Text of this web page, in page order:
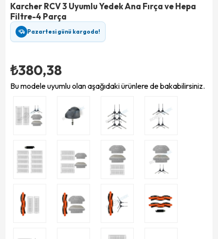
Karcher RCV 3 Uyumlu Yedek Ana Fırça ve Hepa
Filtre-4 Parça
Pazartesi günü kargoda!
₺380,38
Bu modele uyumlu olan aşağıdaki ürünlere de bakabilirsiniz.